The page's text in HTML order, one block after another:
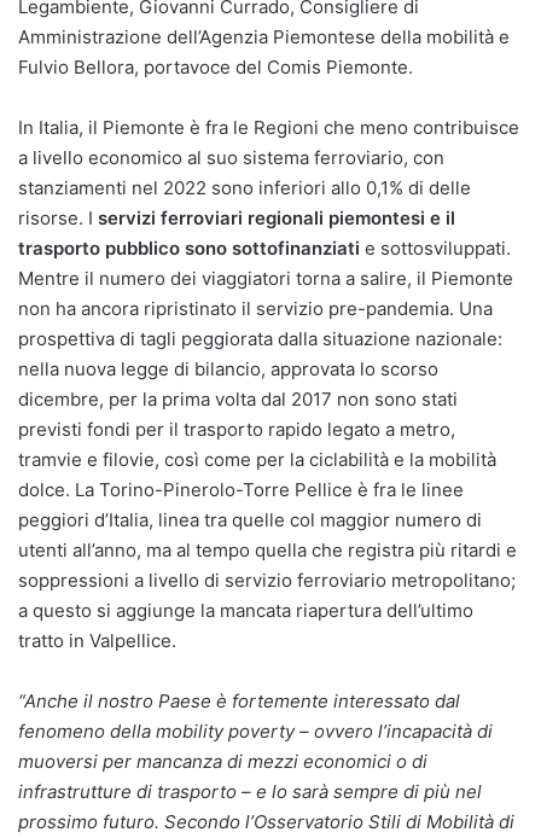
Legambiente, Giovanni Currado, Consigliere di
Amministrazione dell’Agenzia Piemontese della mobilità e
Fulvio Bellora, portavoce del Comis Piemonte.
In Italia, il Piemonte è fra le Regioni che meno contribuisce
a livello economico al suo sistema ferroviario, con
stanziamenti nel 2022 sono inferiori allo 0,1% di delle
risorse. I servizi ferroviari regionali piemontesi e il
trasporto pubblico sono sottofinanziati e sottosviluppati.
Mentre il numero dei viaggiatori torna a salire, il Piemonte
non ha ancora ripristinato il servizio pre-pandemia. Una
prospettiva di tagli peggiorata dalla situazione nazionale:
nella nuova legge di bilancio, approvata lo scorso
dicembre, per la prima volta dal 2017 non sono stati
previsti fondi per il trasporto rapido legato a metro,
tramvie e filovie, così come per la ciclabilità e la mobilità
dolce. La Torino-Pinerolo-Torre Pellice è fra le linee
peggiori d’Italia, linea tra quelle col maggior numero di
utenti all’anno, ma al tempo quella che registra più ritardi e
soppressioni a livello di servizio ferroviario metropolitano;
a questo si aggiunge la mancata riapertura dell’ultimo
tratto in Valpellice.
“Anche il nostro Paese è fortemente interessato dal
fenomeno della mobility poverty – ovvero l’incapacità di
muoversi per mancanza di mezzi economici o di
infrastrutture di trasporto – e lo sarà sempre di più nel
prossimo futuro. Secondo l’Osservatorio Stili di Mobilità di